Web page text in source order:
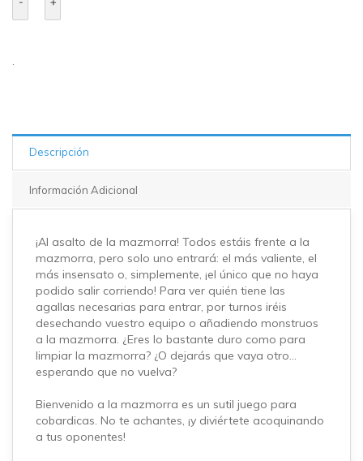
Descripción
Información Adicional
¡Al asalto de la mazmorra! Todos estáis frente a la
mazmorra, pero solo uno entrará: el más valiente, el
más insensato o, simplemente, ¡el único que no haya
podido salir corriendo! Para ver quién tiene las
agallas necesarias para entrar, por turnos iréis
desechando vuestro equipo o añadiendo monstruos
a la mazmorra. ¿Eres lo bastante duro como para
limpiar la mazmorra? ¿O dejarás que vaya otro…
esperando que no vuelva?
Bienvenido a la mazmorra es un sutil juego para
cobardicas. No te achantes, ¡y diviértete acoquinando
a tus oponentes!